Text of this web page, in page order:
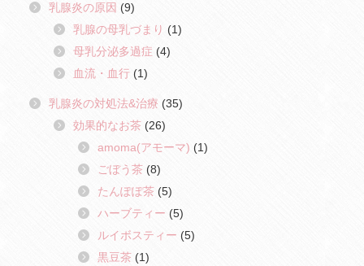
乳腺炎の原因 (9)
乳腺の母乳づまり (1)
母乳分泌多過症 (4)
血流・血行 (1)
乳腺炎の対処法&治療 (35)
効果的なお茶 (26)
amoma(アモーマ) (1)
ごぼう茶 (8)
たんぽぽ茶 (5)
ハーブティー (5)
ルイボスティー (5)
黒豆茶 (1)